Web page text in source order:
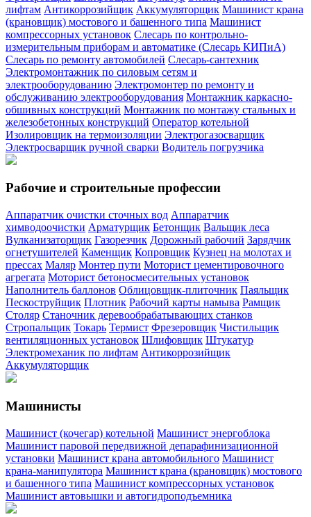
лифтам Антикоррозийщик Аккумуляторщик Машинист крана
(крановщик) мостового и башенного типа Машинист
компрессорных установок Слесарь по контрольно-
измерительным приборам и автоматике (Слесарь КИПиА)
Слесарь по ремонту автомобилей Слесарь-сантехник
Электромонтажник по силовым сетям и
электрооборудованию Электромонтер по ремонту и
обслуживанию электрооборудования Монтажник каркасно-
обшивных конструкций Монтажник по монтажу стальных и
железобетонных конструкций Оператор котельной
Изолировщик на термоизоляции Электрогазосварщик
Электросварщик ручной сварки Водитель погрузчика
Рабочие и строительные профессии
Аппаратчик очистки сточных вод Аппаратчик
химводоочистки Арматурщик Бетонщик Вальщик леса
Вулканизаторщик Газорезчик Дорожный рабочий Зарядчик
огнетушителей Каменщик Копровщик Кузнец на молотах и
прессах Маляр Монтер пути Моторист цементировочного
агрегата Моторист бетоносмесительных установок
Наполнитель баллонов Облицовщик-плиточник Паяльщик
Пескоструйщик Плотник Рабочий карты намыва Рамщик
Столяр Станочник деревообрабатывающих станков
Стропальщик Токарь Термист Фрезеровщик Чистильщик
вентиляционных установок Шлифовщик Штукатур
Электромеханик по лифтам Антикоррозийщик
Аккумуляторщик
Машинисты
Машинист (кочегар) котельной Машинист энергоблока
Машинист паровой передвижной депарафинизационной
установки Машинист крана автомобильного Машинист
крана-манипулятора Машинист крана (крановщик) мостового
и башенного типа Машинист компрессорных установок
Машинист автовышки и автогидроподъемника